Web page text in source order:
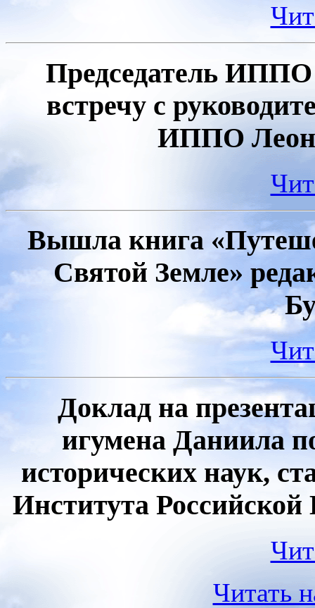
Председатель
встречу с
ИППО
Вышла книга
Святой Земле»
Доклад на
игумена Даниила
исторических наук,
Института
Читать